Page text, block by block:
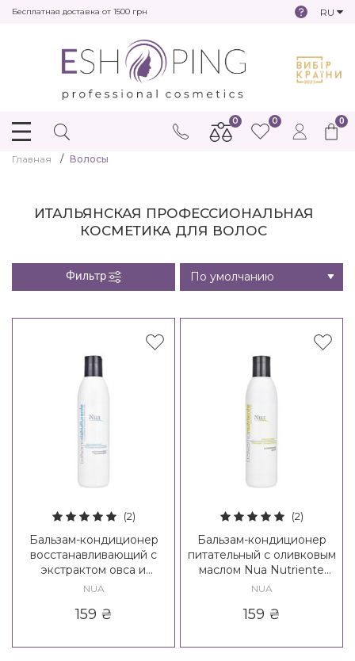
Бесплатная доставка от 1500 грн RU
0
0 0
Главная Волосы
ИТАЛЬЯНСКАЯ ПРОФЕССИОНАЛЬНАЯ
КОСМЕТИКА ДЛЯ ВОЛОС
Фильтр
(2)
Бальзам-кондиционер
восстанавливающий с
экстрактом овса и
семенами льна Nua
NUA
159 ₴
(2)
Бальзам-кондиционер
питательный с оливковым
маслом Nua Nutriente
Balsamo
NUA
159 ₴